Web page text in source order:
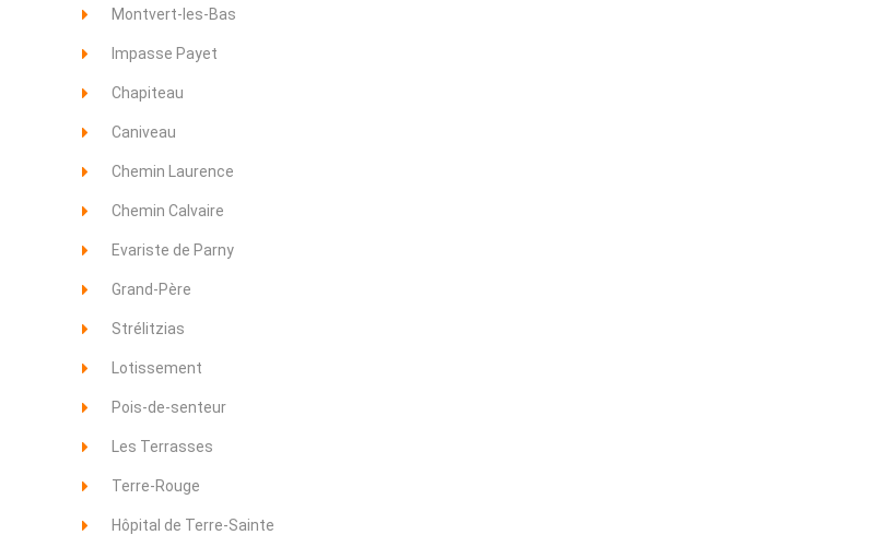
Montvert-les-Bas
Impasse Payet
Chapiteau
Caniveau
Chemin Laurence
Chemin Calvaire
Evariste de Parny
Grand-Père
Strélitzias
Lotissement
Pois-de-senteur
Les Terrasses
Terre-Rouge
Hôpital de Terre-Sainte